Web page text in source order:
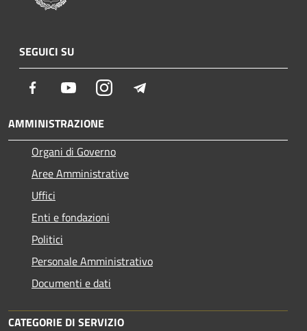
SEGUICI SU
Facebook YoutubeInstagram
AMMINISTRAZIONE
Organi di Governo
Aree Amministrative
Uffici
Enti e fondazioni
Politici
Personale Amministrativo
Documenti e dati
CATEGORIE DI SERVIZIO